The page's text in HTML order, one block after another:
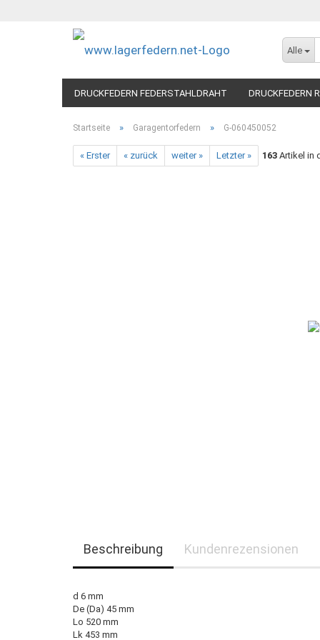
Alle
DRUCKFEDERN FEDERSTAHLDRAHT DRUCKFEDERN
Startseite » Garagentorfedern » G-060450052
« Erster « zurück weiter » Letzter » 163 Artikel in
Beschreibung Kundenrezensionen
d 6 mm
De (Da) 45 mm
Lo 520 mm
Lk 453 mm